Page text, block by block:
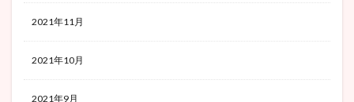
2021年11月
2021年10月
2021年9月